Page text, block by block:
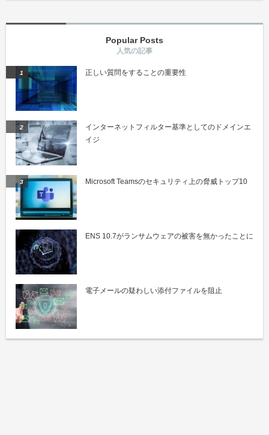
Popular Posts
正しい質問をすることの重要性
インターネットフィルター基準としてのドメインエ
イジ
Microsoft Teamsのセキュリティ上の脅威トップ10
ENS 10.7がランサムウェアの被害を無かったことに
電子メールの疑わしい添付ファイルを阻止